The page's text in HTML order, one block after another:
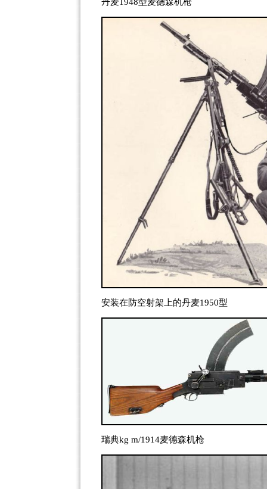
安装在防空射架上的丹麦1950型
瑞典kg m/1914麦德森机枪